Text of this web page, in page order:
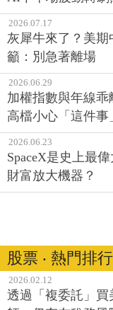
2026.07.17
灰犀牛來了？美
籲：別急著離場
2026.06.29
加權指數與年線
高檔小心「這件事
2026.06.23
SpaceX是史上最
財富放大機器？
股票 ‧ 熱門排行
2026.02.12
透過「複委託」